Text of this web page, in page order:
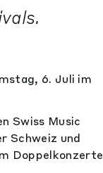
6. Juli im
Swiss Music
Schweiz und
Doppelkonzerte